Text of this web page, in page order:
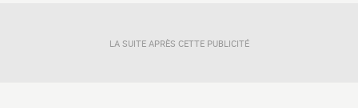
LA SUITE APRÈS CETTE PUBLICITÉ